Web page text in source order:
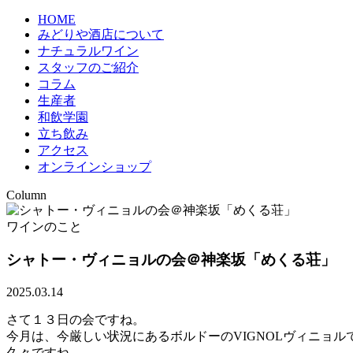
HOME
みどりや酒店について
ナチュラルワイン
スタッフのご紹介
コラム
生産者
和飲学園
立ち飲み
アクセス
オンラインショップ
Column
ワインのこと
シャトー・ヴィニョルの会＠神楽坂「めくる荘」
2025.03.14
さて１３日の会ですね。
今月は、今厳しい状況にあるボルドーのVIGNOLヴィニョル